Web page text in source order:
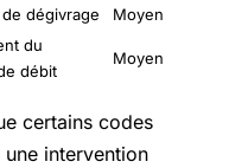
dégivrage Moyen
du
débit
Moyen
certains codes
intervention